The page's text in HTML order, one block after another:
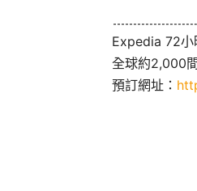
Expedia 72小
全球約2,000
預訂網址：